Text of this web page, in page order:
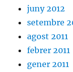
juny 2012
setembre
agost 2011
febrer 2011
gener 2011